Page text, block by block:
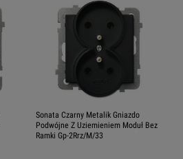
Sonata Czarny Metalik Gniazdo
Podwójne Z Uziemieniem Moduł Bez
Ramki Gp-2Rrz/M/33